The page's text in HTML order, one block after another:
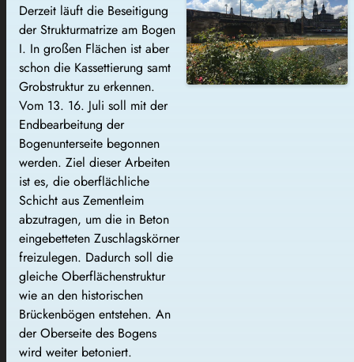
Derzeit läuft die Beseitigung
der Strukturmatrize am Bogen
I. In großen Flächen ist aber
schon die Kassettierung samt
Grobstruktur zu erkennen.
Vom 13. 16. Juli soll mit der
Endbearbeitung der
Bogenunterseite begonnen
werden. Ziel dieser Arbeiten
ist es, die oberflächliche
Schicht aus Zementleim
abzutragen, um die in Beton
eingebetteten Zuschlagskörner
freizulegen. Dadurch soll die
gleiche Oberflächenstruktur
wie an den historischen
Brückenbögen entstehen. An
der Oberseite des Bogens
wird weiter betoniert.